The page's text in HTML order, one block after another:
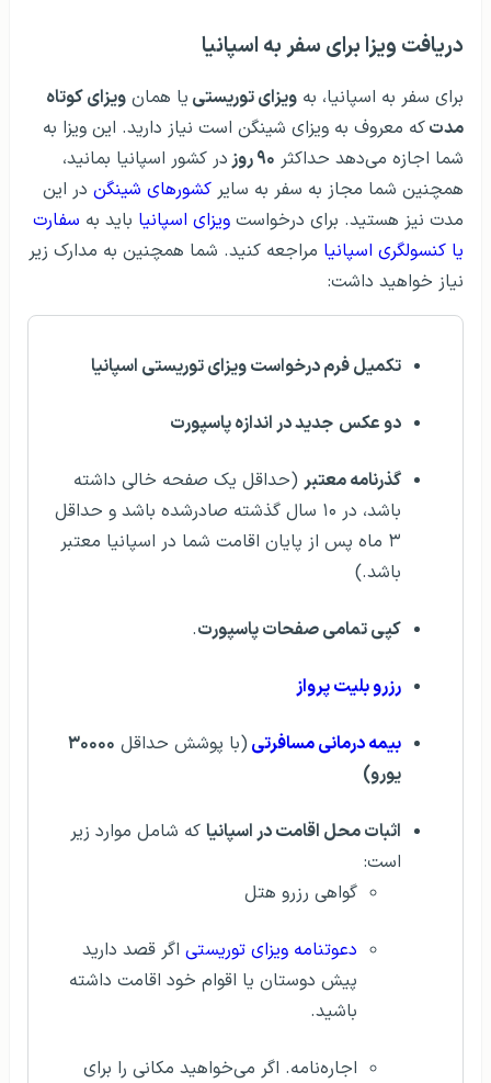
دریافت ویزا برای سفر به اسپانیا
برای سفر به اسپانیا، به ویزای توریستی یا همان ویزای کوتاه
مدتکه معروف به ویزای شینگن است نیاز دارید. این ویزا به
شما اجازه می‌دهد حداکثر ۹۰ روز
در کشور اسپانیا بمانید،
همچنین شما مجاز به سفر به سایر کشورهای شینگن در این
مدت نیز هستید. برای درخواست ویزای اسپانیا باید به سفارت
یا کنسولگری اسپانیا مراجعه کنید. شما همچنین به مدارک زیر
نیاز خواهید داشت:
تکمیل فرم درخواست ویزای توریستی اسپانیا
دو عکس جدید در اندازه پاسپورت
گذرنامه معتبر (حداقل یک صفحه خالی داشته
باشد، در ۱۰ سال گذشته صادرشده باشد و حداقل
۳ ماه پس از پایان اقامت شما در اسپانیا معتبر
باشد.)
کپی تمامی صفحات پاسپورت.
رزرو بلیت پرواز
بیمه درمانی مسافرتی (با پوشش حداقل ۳۰۰۰۰
یورو)
اثبات محل اقامت در اسپانیا که شامل موارد زیر
است:
گواهی رزرو هتل
دعوتنامه ویزای توریستی اگر قصد دارید
پیش دوستان یا اقوام خود اقامت داشته
باشید.
اجاره‌نامه. اگر می‌خواهید مکانی را برای